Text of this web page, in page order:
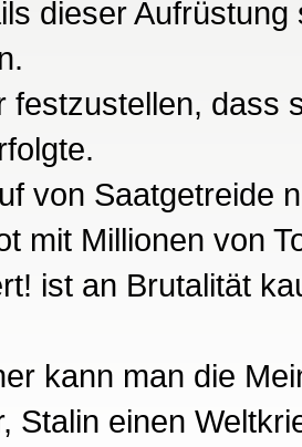
dieser
festzustellen, dass
von Saatgetreide
mit Millionen von
ist an Brutalität
kann man die
Stalin einen